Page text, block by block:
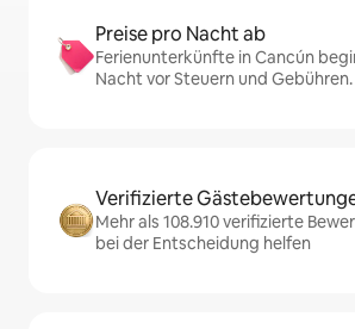
Preise pro Nacht ab
Ferienunterkünfte in Cancún
Nacht vor Steuern und Gebühren.
Verifizierte
Mehr als 108.910 verifizierte
bei der Entscheidung helfen